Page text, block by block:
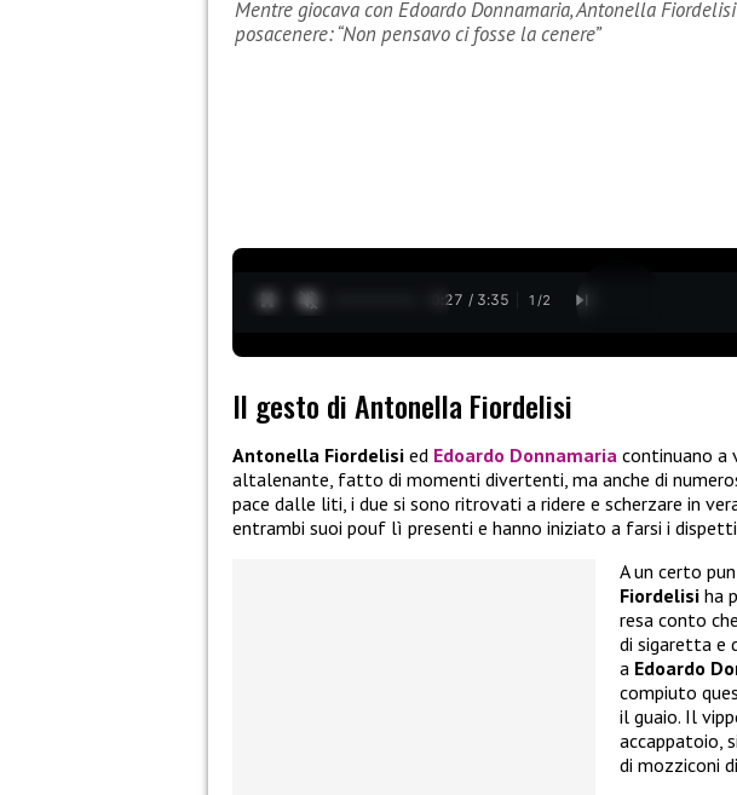
Mentre giocava con Edoardo Donnamaria, Antonella
posacenere: “Non pensavo ci fosse la cenere”
0:28 / 3:35 1 /2
Il gesto di Antonella Fiordelisi
Antonella Fiordelisi ed Edoardo Donnamaria continuano a
altalenante, fatto di momenti divertenti, ma anche di
pace dalle liti, i due si sono ritrovati a ridere e scherzare in
entrambi suoi pouf lì presenti e hanno iniziato a farsi i
A un certo
Fiordelisi ha
resa conto
di sigaretta e
a Edoardo
compiuto
il guaio. Il
accappatoio,
di mozziconi